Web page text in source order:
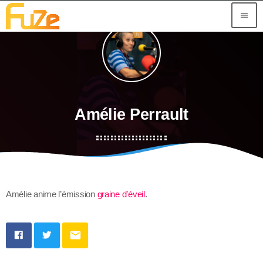
menu
Amélie Perrault
Amélie anime l’émission graine d’éveil.
email